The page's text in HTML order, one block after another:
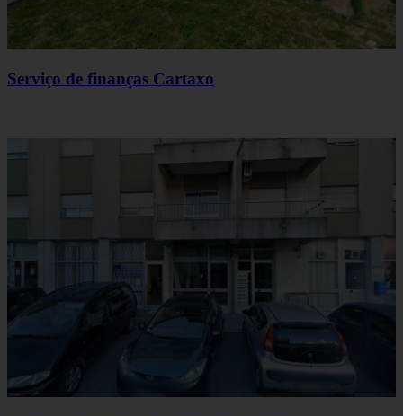
Serviço de finanças Cartaxo